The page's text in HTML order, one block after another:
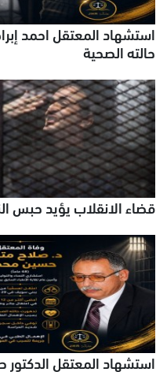
استشهاد المعتقل احمد
حالته الصحية
قضاء الانقلاب يؤيد حبس
استشهاد المعتقل الدكتور